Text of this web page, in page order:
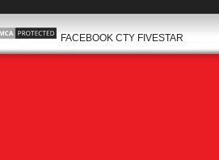
FACEBOOK CTY FIVESTAR